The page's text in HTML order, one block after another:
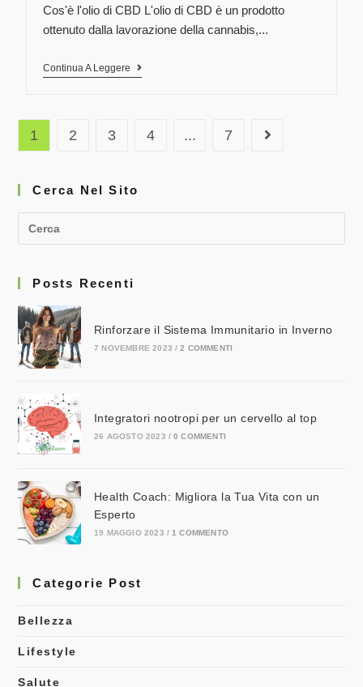
Cos'è l'olio di CBD L'olio di CBD è un prodotto
ottenuto dalla lavorazione della cannabis,...
Continua A Leggere
1 2 3 4 ... 7
Cerca Nel Sito
Posts Recenti
Rinforzare il Sistema Immunitario in Inverno
7 NOVEMBRE 2023 / 2 COMMENTI
Integratori nootropi per un cervello al top
26 AGOSTO 2023 / 0 COMMENTI
Health Coach: Migliora la Tua Vita con un
Esperto
19 MAGGIO 2023 / 1 COMMENTO
Categorie Post
Bellezza
Lifestyle
Salute